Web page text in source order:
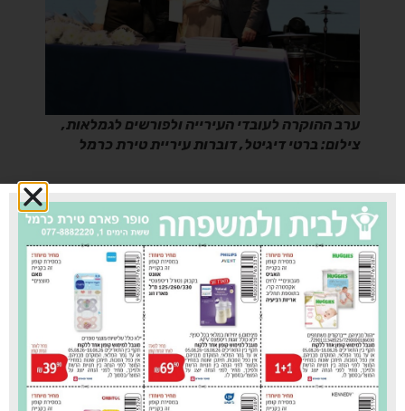
ערב ההוקרה לעובדי העירייה ולפורשים לגמלאות,
צילום: ברטי דיגיטל, דוברות עיריית טירת כרמל